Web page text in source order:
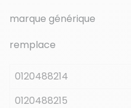
marque générique
remplace
0120488214
0120488215